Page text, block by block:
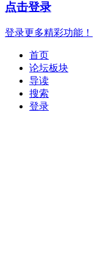
点击登录
登录更多精彩功能！
首页
论坛板块
导读
搜索
登录